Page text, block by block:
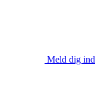
Meld dig ind